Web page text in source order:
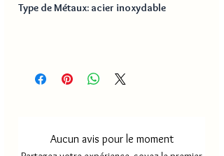
Type de Métaux: acier inoxydable
Aucun avis pour le moment